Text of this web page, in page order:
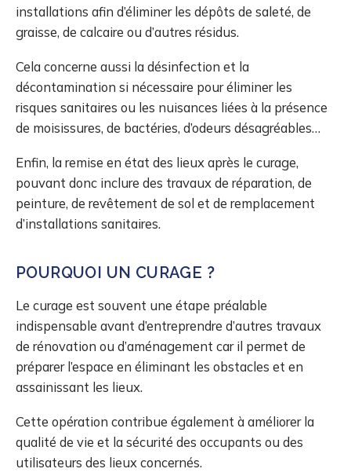
installations afin d’éliminer les dépôts de saleté, de
graisse, de calcaire ou d’autres résidus.
Cela concerne aussi la désinfection et la
décontamination si nécessaire pour éliminer les
risques sanitaires ou les nuisances liées à la présence
de moisissures, de bactéries, d’odeurs désagréables…
Enfin, la remise en état des lieux après le curage,
pouvant donc inclure des travaux de réparation, de
peinture, de revêtement de sol et de remplacement
d’installations sanitaires.
POURQUOI UN CURAGE ?
Le curage est souvent une étape préalable
indispensable avant d’entreprendre d’autres travaux
de rénovation ou d’aménagement car il permet de
préparer l’espace en éliminant les obstacles et en
assainissant les lieux.
Cette opération contribue également à améliorer la
qualité de vie et la sécurité des occupants ou des
utilisateurs des lieux concernés.